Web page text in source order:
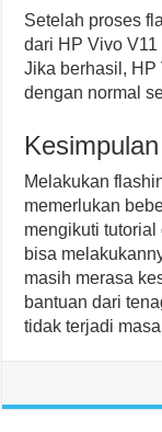
Setelah proses
dari HP Vivo
Jika berhasil, HP
dengan normal
Kesimpulan
Melakukan
memerlukan
mengikuti tutorial
bisa
masih merasa
bantuan dari
tidak terjadi